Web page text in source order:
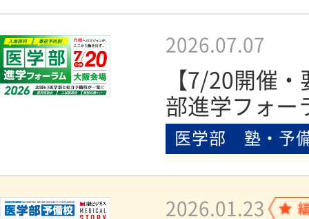
医学部 塾・予
2026.07.07
【7/20開催
部進学フォ
2026.01.23